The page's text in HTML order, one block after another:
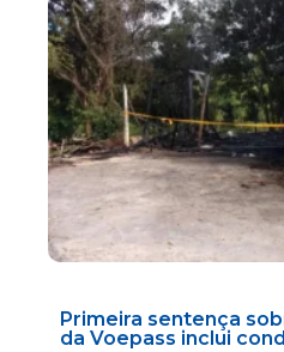
Primeira sentença
da Voepass inclui